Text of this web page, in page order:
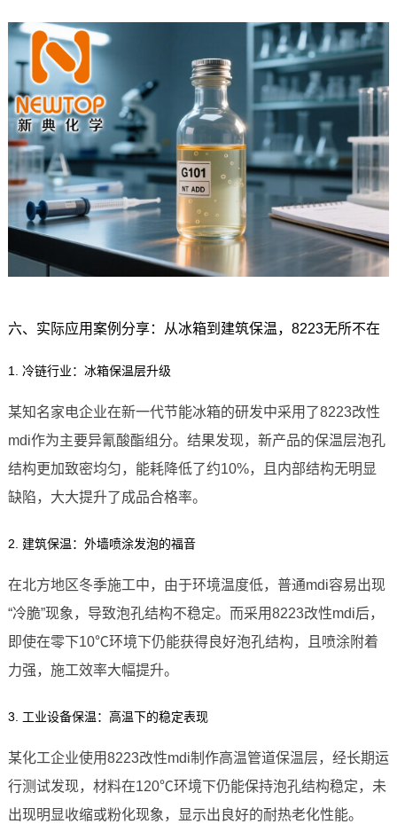
六、实际应用案例分享：从冰箱到建筑保温，8223无所不在
1. 冷链行业：冰箱保温层升级
某知名家电企业在新一代节能冰箱的研发中采用了8223改性
mdi作为主要异氰酸酯组分。结果发现，新产品的保温层泡孔
结构更加致密均匀，能耗降低了约10%，且内部结构无明显
缺陷，大大提升了成品合格率。
2. 建筑保温：外墙喷涂发泡的福音
在北方地区冬季施工中，由于环境温度低，普通mdi容易出现
“冷脆”现象，导致泡孔结构不稳定。而采用8223改性mdi后，
即使在零下10℃环境下仍能获得良好泡孔结构，且喷涂附着
力强，施工效率大幅提升。
3. 工业设备保温：高温下的稳定表现
某化工企业使用8223改性mdi制作高温管道保温层，经长期运
行测试发现，材料在120℃环境下仍能保持泡孔结构稳定，未
出现明显收缩或粉化现象，显示出良好的耐热老化性能。